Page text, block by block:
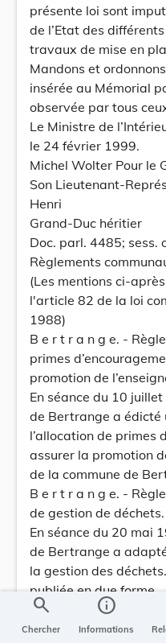
présente loi sont
de l’Etat des
travaux de mise en
Mandons et
insérée au Mémorial
observée par tous
Le Ministre de
le 24 février 1999.
Michel Wolter Pour le
Son Lieutenant-
Henri
Grand-Duc héritier
Doc. parl. 4485; sess.
Règlements
(Les mentions ci-
l'article 82 de la loi
1988)
B e r t r a n g e. -
primes
promotion de
En séance du 10
de Bertrange a édicté
l’allocation de primes
assurer la promotion
de la commune de
B e r t r a n g e. -
de gestion de
En séance du 20 mai
de Bertrange a
la gestion des
publiée en due forme.
B e t t e m b o u r g. -
service de taxis.
search
Chercher
info
Informations